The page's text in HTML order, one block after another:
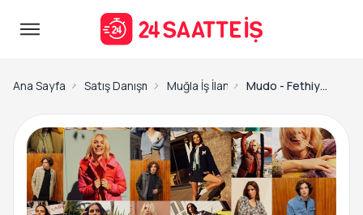
Ana Sayfa Satış Danışmanı İş İlanları
Muğla İş İlanları Mudo - Fethiye Marina Yeni-Mağaza Satış Danışmanı